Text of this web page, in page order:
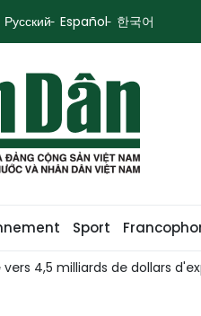
Русский Español 한국어
Sport
4,5 milliards de dollars